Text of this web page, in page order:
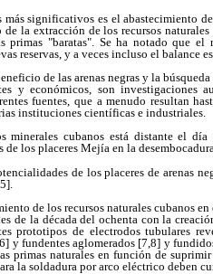
significativos es el abastecimiento
la extracción de los recursos
primas "baratas". Se ha notado que
reservas, y a veces incluso el balance
de las arenas negras y la
y económicos, son investigaciones
fuentes, que a menudo resultan
instituciones científicas e industriales.
cubanos está distante el día
los placeres Mejía en la
de los placeres de arenas
de los recursos naturales cubanos
de la década del ochenta con la
prototipos de electrodos tubulares
y fundentes aglomerados [7,8] y
primas naturales en función de
la soldadura por arco eléctrico deben